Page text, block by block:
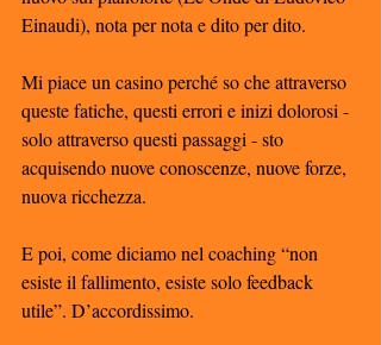
Einaudi), nota per nota e dito per dito.
Mi piace un casino perché so che attraverso
queste fatiche, questi errori e inizi dolorosi -
solo attraverso questi passaggi - sto
acquisendo nuove conoscenze, nuove forze,
nuova ricchezza.
E poi, come diciamo nel coaching “non
esiste il fallimento, esiste solo feedback
utile”. D’accordissimo.